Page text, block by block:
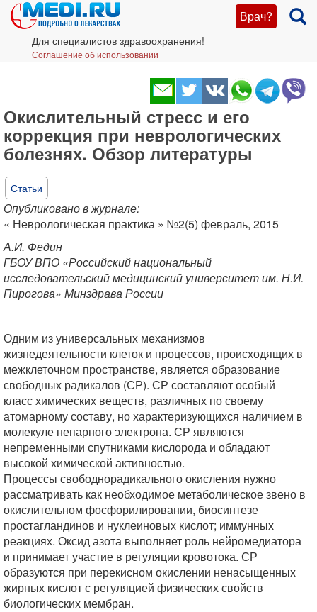
Врач?
Для специалистов здравоохранения!
Соглашение об использовании
Окислительный стресс и его
коррекция при неврологических
болезнях. Обзор литературы
Статьи
Опубликовано в журнале:
« Неврологическая практика » №2(5) февраль, 2015
А.И. Федин
ГБОУ ВПО «Российский национальный
исследовательский медицинский университет им. Н.И.
Пирогова» Минздрава России
Одним из универсальных механизмов
жизнедеятельности клеток и процессов, происходящих в
межклеточном пространстве, является образование
свободных радикалов (СР). СР составляют особый
класс химических веществ, различных по своему
атомарному составу, но характеризующихся наличием в
молекуле непарного электрона. СР являются
непременными спутниками кислорода и обладают
высокой химической активностью.
Процессы свободнорадикального окисления нужно
рассматривать как необходимое метаболическое звено в
окислительном фосфорилировании, биосинтезе
простагландинов и нуклеиновых кислот; иммунных
реакциях. Оксид азота выполняет роль нейромедиатора
и принимает участие в регуляции кровотока. СР
образуются при перекисном окислении ненасыщенных
жирных кислот с регуляцией физических свойств
биологических мембран.